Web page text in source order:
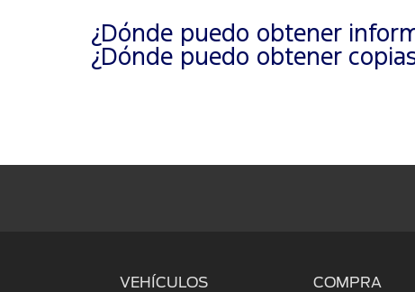
¿Dónde puedo obtener
¿Dónde puedo obtener
VEHÍCULOS COMPRA